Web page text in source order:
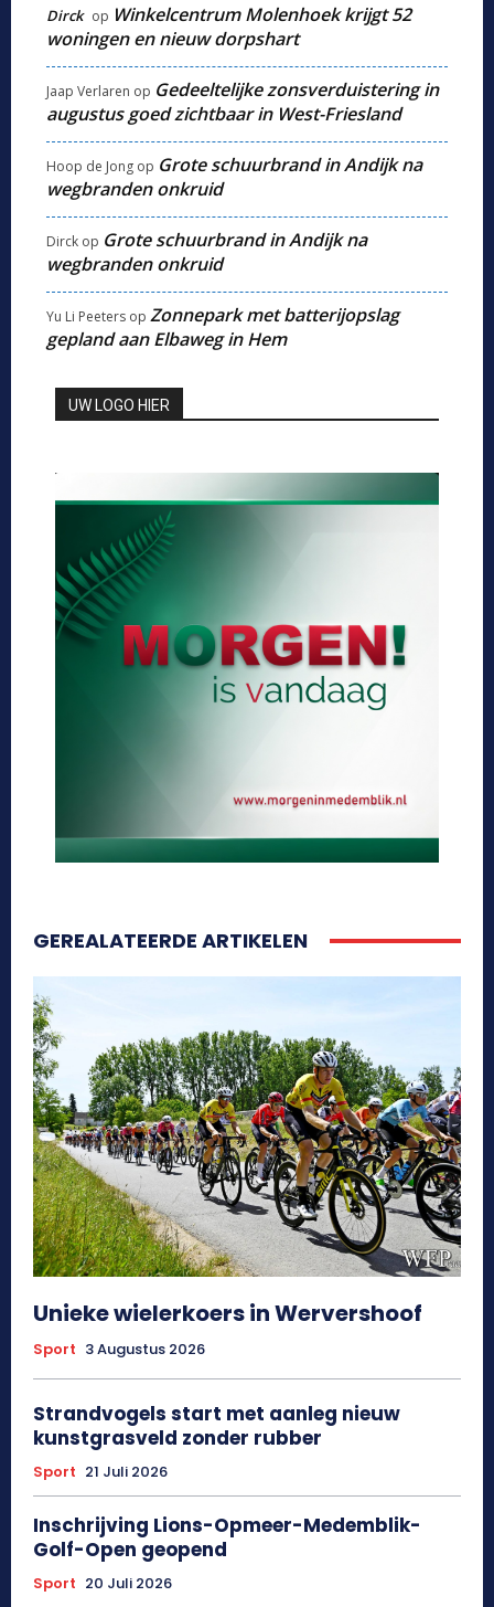
Dirck op Winkelcentrum Molenhoek krijgt 52
woningen en nieuw dorpshart
Jaap Verlaren op Gedeeltelijke zonsverduistering in
augustus goed zichtbaar in West-Friesland
Hoop de Jong op Grote schuurbrand in Andijk na
wegbranden onkruid
Dirck op Grote schuurbrand in Andijk na
wegbranden onkruid
Yu Li Peeters op Zonnepark met batterijopslag
gepland aan Elbaweg in Hem
UW LOGO HIER
GEREALATEERDE ARTIKELEN
Unieke wielerkoers in Wervershoof
Sport 3 Augustus 2026
Strandvogels start met aanleg nieuw
kunstgrasveld zonder rubber
Sport 21 Juli 2026
Inschrijving Lions-Opmeer-Medemblik-
Golf-Open geopend
Sport 20 Juli 2026